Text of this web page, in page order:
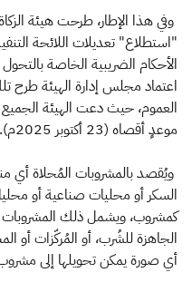
وفي هذا الإطار، طرحت هيئة
"استطلاع" تعديلات اللائحة
الأحكام الضريبية الخاصة
اعتماد مجلس إدارة الهيئة طرح
العموم، حيث دعت الهيئة الجميع
موعدٍ أقصاه (23 أكتوبر 2025م).
ويُقصد بالمشروبات المُحلاة
السكر أو محليات صناعية أو
كمشروب، ويشمل ذلك المشروبات
الجاهزة للشُرب، أو المُركّزات أو
أي صورة يمكن تحويلها إلى